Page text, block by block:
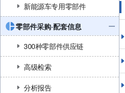
新能源车专用零部件
零部件采购·配套信息
300种零部件供应链
高级检索
分析报告